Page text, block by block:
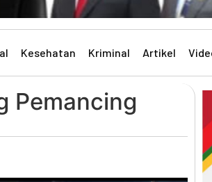
Kesehatan Kriminal Artikel
Pemancing